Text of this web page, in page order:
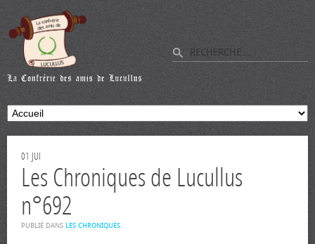
01 JUI
Les Chroniques de Lucullus
n°692
PUBLIÉ DANS LES CHRONIQUES.